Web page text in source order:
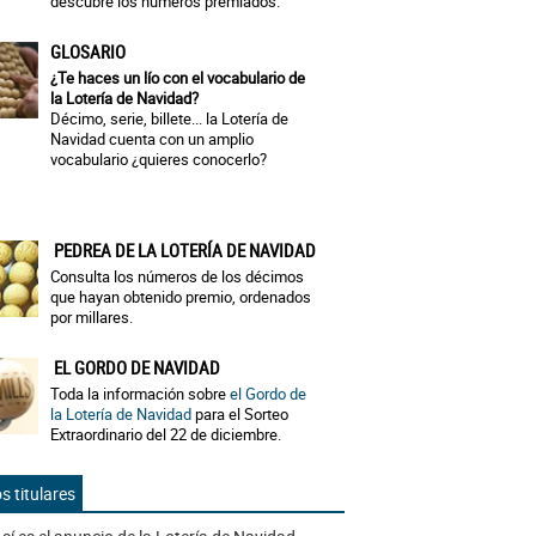
GLOSARIO
¿Te haces un lío con el vocabulario de
la Lotería de Navidad?
Décimo, serie, billete... la Lotería de
Navidad cuenta con un amplio
vocabulario ¿quieres conocerlo?
PEDREA DE LA LOTERÍA DE NAVIDAD
Consulta los números de los décimos
que hayan obtenido premio, ordenados
por millares.
EL GORDO DE NAVIDAD
Toda la información sobreel Gordo de
la Lotería de Navidadpara el Sorteo
Extraordinario del 22 de diciembre.
titulares